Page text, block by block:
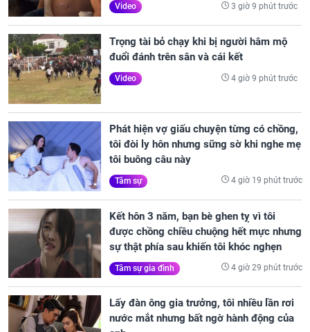
Video 3 giờ 9 phút trước
Trọng tài bỏ chạy khi bị người hâm mộ
đuổi đánh trên sân và cái kết
Video 4 giờ 9 phút trước
Phát hiện vợ giấu chuyện từng có chồng,
tôi đòi ly hôn nhưng sững sờ khi nghe mẹ
tôi buông câu này
Tâm sự 4 giờ 19 phút trước
Kết hôn 3 năm, bạn bè ghen tỵ vì tôi
được chồng chiều chuộng hết mực nhưng
sự thật phía sau khiến tôi khóc nghẹn
Tâm sự gia đình 4 giờ 29 phút trước
Lấy đàn ông gia trưởng, tôi nhiều lần rơi
nước mắt nhưng bất ngờ hành động của